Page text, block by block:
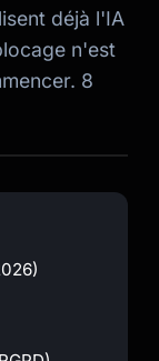
déjà l'IA
n'est
8